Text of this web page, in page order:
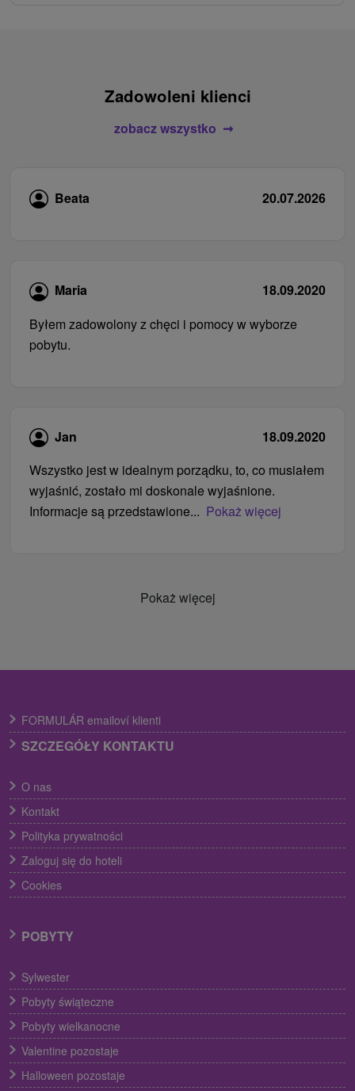
Zadowoleni klienci
zobacz wszystko
Beata 20.07.2026
Maria
18.09.2020
Byłem zadowolony z chęci i pomocy w wyborze
pobytu.
Jan
18.09.2020
Wszystko jest w idealnym porządku, to, co musiałem
wyjaśnić, zostało mi doskonale wyjaśnione.
Informacje są przedstawione... Pokaż więcej
Pokaż więcej
FORMULÁR emailoví klienti
SZCZEGÓŁY KONTAKTU
O nas
Kontakt
Polityka prywatności
Zaloguj się do hoteli
Cookies
POBYTY
Sylwester
Pobyty świąteczne
Pobyty wielkanocne
Valentine pozostaje
Halloween pozostaje